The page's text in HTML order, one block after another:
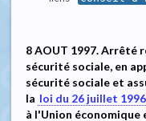
8 AOUT 1997. Arrêté
sécurité sociale, en
sécurité sociale et
la loi du 26 juillet 1996
à l'Union